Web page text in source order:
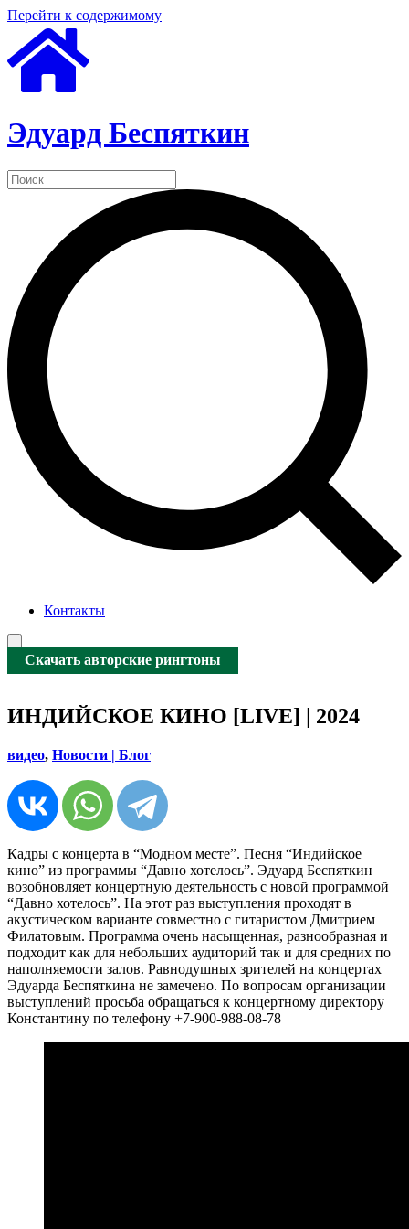
Перейти к содержимому
Эдуард Беспяткин
Контакты
Скачать авторские рингтоны
ИНДИЙСКОЕ КИНО [LIVE] | 2024
видео, Новости | Блог
Кадры с концерта в “Модном месте”. Песня “Индийское
кино” из программы “Давно хотелось”. Эдуард Беспяткин
возобновляет концертную деятельность с новой программой
“Давно хотелось”. На этот раз выступления проходят в
акустическом варианте совместно с гитаристом Дмитрием
Филатовым. Программа очень насыщенная, разнообразная и
подходит как для небольших аудиторий так и для средних по
наполняемости залов. Равнодушных зрителей на концертах
Эдуарда Беспяткина не замечено. По вопросам организации
выступлений просьба обращаться к концертному директору
Константину по телефону +7-900-988-08-78